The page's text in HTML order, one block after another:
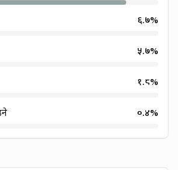
६.७%
५.७%
१.८%
०.४%